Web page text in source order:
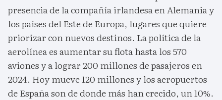
presencia de la compañía irlandesa en Alemania y
los países del Este de Europa, lugares que quiere
priorizar con nuevos destinos. La política de la
aerolínea es aumentar su flota hasta los 570
aviones y a lograr 200 millones de pasajeros en
2024. Hoy mueve 120 millones y los aeropuertos
de España son de donde más han crecido, un 10%.